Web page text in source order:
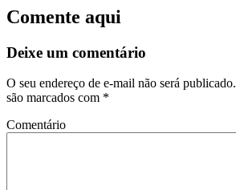
Comente aqui
Deixe um comentário
O seu endereço de e-mail não será publicado.
são marcados com *
Comentário